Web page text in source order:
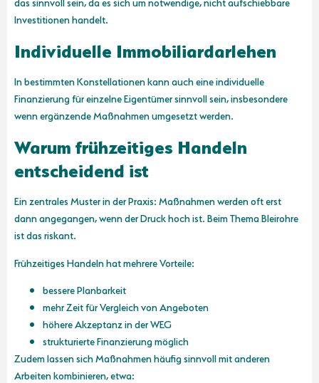
Investitionen handelt.
Individuelle Immobiliardarlehen
In bestimmten Konstellationen kann auch eine individuelle
Finanzierung für einzelne Eigentümer sinnvoll sein, insbesondere
wenn ergänzende Maßnahmen umgesetzt werden.
Warum frühzeitiges Handeln
entscheidend ist
Ein zentrales Muster in der Praxis: Maßnahmen werden oft erst
dann angegangen, wenn der Druck hoch ist. Beim Thema Bleirohre
ist das riskant.
Frühzeitiges Handeln hat mehrere Vorteile:
bessere Planbarkeit
mehr Zeit für Vergleich von Angeboten
höhere Akzeptanz in der WEG
strukturierte Finanzierung möglich
Zudem lassen sich Maßnahmen häufig sinnvoll mit anderen
Arbeiten kombinieren, etwa: